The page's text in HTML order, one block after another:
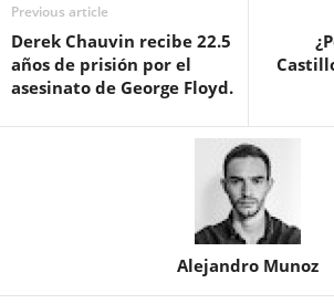
Previous article
Derek Chauvin recibe 22.5
años de prisión por el
asesinato de George Floyd.
Alejandro Munoz